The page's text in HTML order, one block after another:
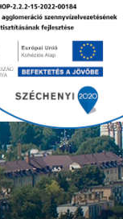
Ügyintézés
Kultúra